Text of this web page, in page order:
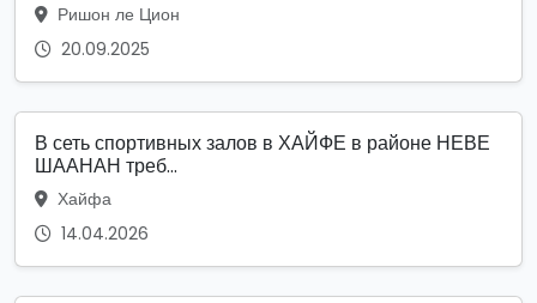
Ришон ле Цион
20.09.2025
В сеть спортивных залов в ХАЙФЕ в районе НЕВЕ
ШААНАН треб...
Хайфа
14.04.2026